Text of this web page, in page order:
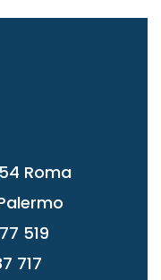
Roma
519
717